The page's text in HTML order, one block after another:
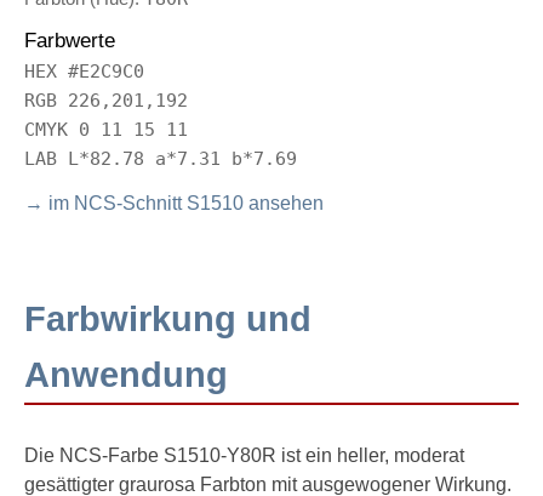
Farbwerte
HEX #E2C9C0
RGB 226,201,192
CMYK 0 11 15 11
LAB L*82.78 a*7.31 b*7.69
→ im NCS-Schnitt S1510 ansehen
Farbwirkung und
Anwendung
Die NCS-Farbe S1510-Y80R ist ein heller, moderat
gesättigter graurosa Farbton mit ausgewogener Wirkung.